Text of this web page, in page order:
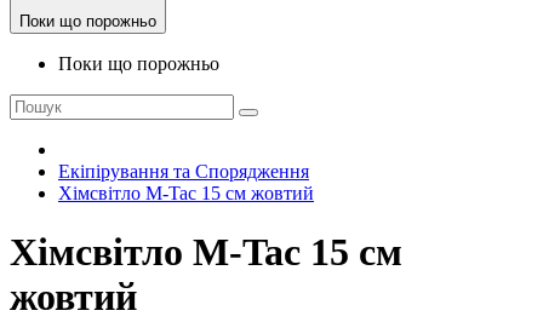
Поки що порожньо
Поки що порожньо
Екіпірування та Спорядження
Хімсвітло M-Tac 15 см жовтий
Хімсвітло M-Tac 15 см
жовтий